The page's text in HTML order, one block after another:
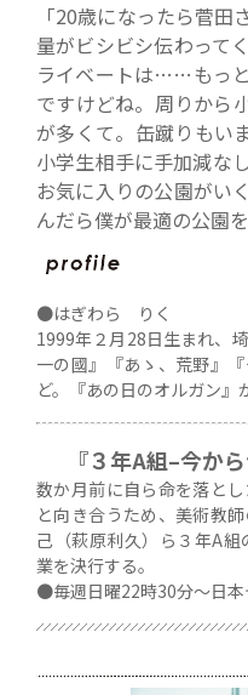
「20歳になったら菅
量がビシビシ伝わって
ライベートは……もっ
ですけどね。周りから
が多くて。缶蹴りもい
小学生相手に手加減な
お気に入りの公園がい
んだら僕が最適の公園
●はぎわら りく
1999年２月28日生まれ、
一の國』『あゝ、荒野』
ど。『あの日のオルガン』
『３年A組–今か
数か月前に自ら命を落と
と向き合うため、美術教
己（萩原利久）ら３年A
業を決行する。
●毎週日曜22時30分～日